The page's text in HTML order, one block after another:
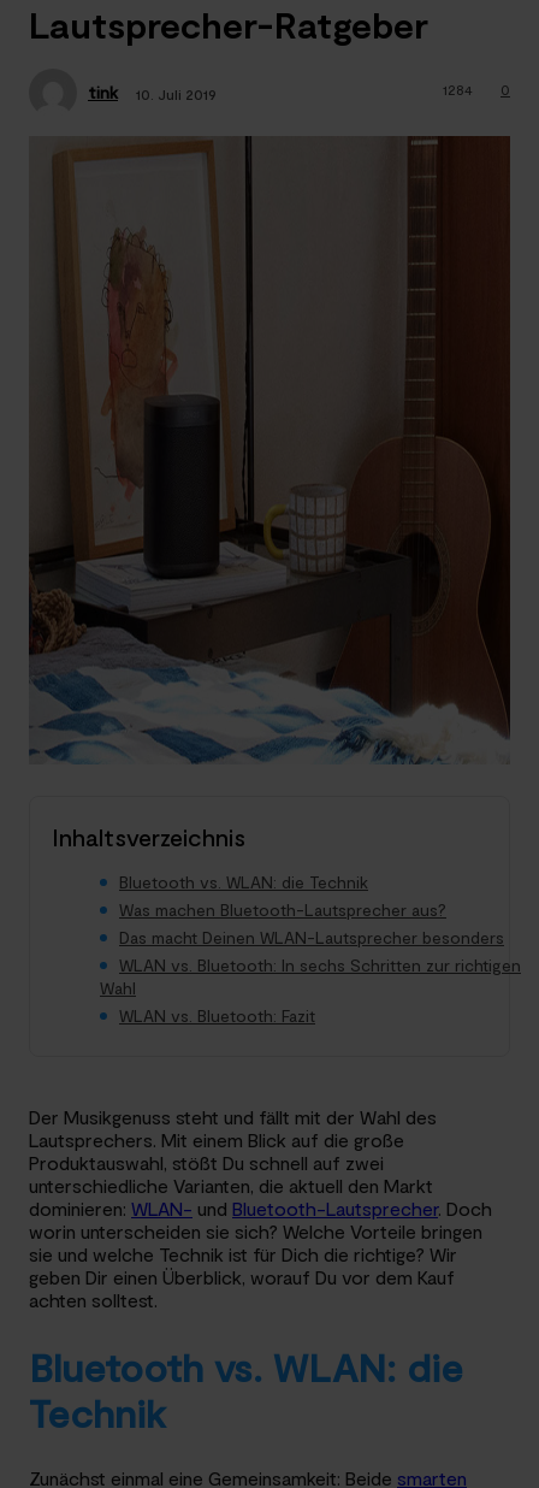
Lautsprecher-Ratgeber
tink 10. Juli 2019 0
1284
Inhaltsverzeichnis
Bluetooth vs. WLAN: die Technik
Was machen Bluetooth-Lautsprecher aus?
Das macht Deinen WLAN-Lautsprecher besonders
WLAN vs. Bluetooth: In sechs Schritten zur richtigen
Wahl
WLAN vs. Bluetooth: Fazit
Der Musikgenuss steht und fällt mit der Wahl des
Lautsprechers. Mit einem Blick auf die große
Produktauswahl, stößt Du schnell auf zwei
unterschiedliche Varianten, die aktuell den Markt
dominieren: WLAN- und Bluetooth-Lautsprecher. Doch
worin unterscheiden sie sich? Welche Vorteile bringen
sie und welche Technik ist für Dich die richtige? Wir
geben Dir einen Überblick, worauf Du vor dem Kauf
achten solltest.
Bluetooth vs. WLAN: die
Technik
Zunächst einmal eine Gemeinsamkeit: Beide smarten